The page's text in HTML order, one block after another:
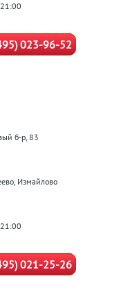
023-96-52
б-р, 83
Измайлово
021-25-26